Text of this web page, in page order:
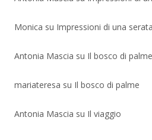
Monica su Impressioni di una
Antonia Mascia su Il bosco di palme
mariateresa su Il bosco di palme
Antonia Mascia su Il viaggio